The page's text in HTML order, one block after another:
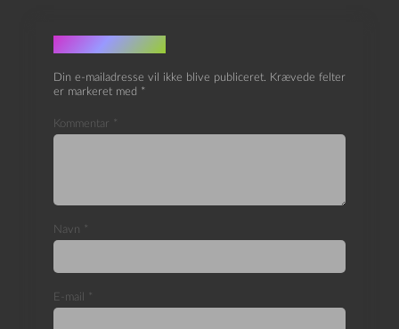
Skriv et svar
Din e-mailadresse vil ikke blive publiceret.
Krævede felter
er markeret med *
Kommentar *
Navn *
E-mail *